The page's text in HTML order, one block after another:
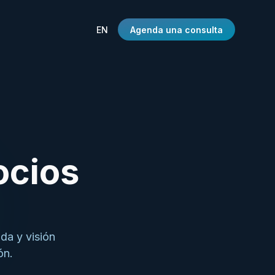
EN Agenda una consulta
y visión